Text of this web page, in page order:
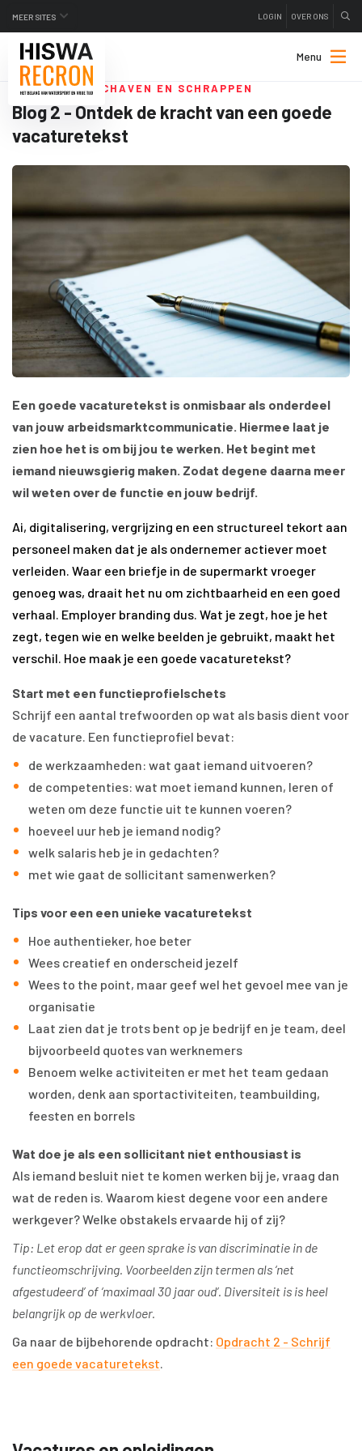
MEER SITES LOGIN OVER ONS
Menu
SCHRIJVEN, SCHAVEN EN SCHRAPPEN
Blog 2 - Ontdek de kracht van een goede
vacaturetekst
Een goede vacaturetekst is onmisbaar als onderdeel
van jouw arbeidsmarktcommunicatie. Hiermee laat je
zien hoe het is om bij jou te werken. Het begint met
iemand nieuwsgierig maken. Zodat degene daarna meer
wil weten over de functie en jouw bedrijf.
Ai, digitalisering, vergrijzing en een structureel tekort aan
personeel maken dat je als ondernemer actiever moet
verleiden. Waar een briefje in de supermarkt vroeger
genoeg was, draait het nu om zichtbaarheid en een goed
verhaal. Employer branding dus. Wat je zegt, hoe je het
zegt, tegen wie en welke beelden je gebruikt, maakt het
verschil. Hoe maak je een goede vacaturetekst?
Start met een functieprofielschets
Schrijf een aantal trefwoorden op wat als basis dient voor
de vacature. Een functieprofiel bevat:
de werkzaamheden: wat gaat iemand uitvoeren?
de competenties: wat moet iemand kunnen, leren of
weten om deze functie uit te kunnen voeren?
hoeveel uur heb je iemand nodig?
welk salaris heb je in gedachten?
met wie gaat de sollicitant samenwerken?
Tips voor een een unieke vacaturetekst
Hoe authentieker, hoe beter
Wees creatief en onderscheid jezelf
Wees to the point, maar geef wel het gevoel mee van je
organisatie
Laat zien dat je trots bent op je bedrijf en je team, deel
bijvoorbeeld quotes van werknemers
Benoem welke activiteiten er met het team gedaan
worden, denk aan sportactiviteiten, teambuilding,
feesten en borrels
Wat doe je als een sollicitant niet enthousiast is
Als iemand besluit niet te komen werken bij je, vraag dan
wat de reden is. Waarom kiest degene voor een andere
werkgever? Welke obstakels ervaarde hij of zij?
Tip: Let erop dat er geen sprake is van discriminatie in de
functieomschrijving. Voorbeelden zijn termen als ‘net
afgestudeerd’ of ‘maximaal 30 jaar oud’. Diversiteit is is heel
belangrijk op de werkvloer.
Ga naar de bijbehorende opdracht: Opdracht 2 - Schrijf
een goede vacaturetekst.